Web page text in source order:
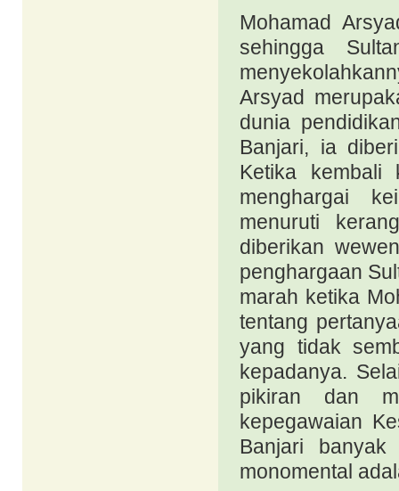
Mohamad
sehingga
Arsyad
dunia
Banjari, ia
Ketika kembali
menghargai
menuruti
diberikan
penghargaan
marah ketika
tentang
yang tidak
kepadanya.
pikiran dan
kepegawaian
Banjari
monomental